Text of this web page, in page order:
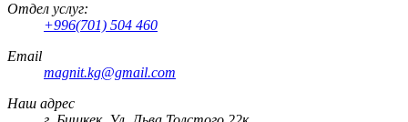
Отдел услуг:
+996(701) 504 460
Email
magnit.kg@gmail.com
Наш адрес